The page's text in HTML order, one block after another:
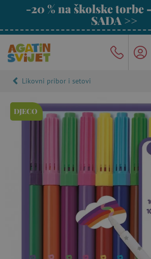
-20 % na školske torbe
SADA >>
Likovni pribor i setovi
DJECO